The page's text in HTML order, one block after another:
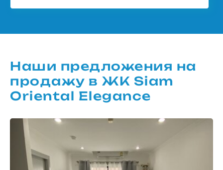
Наши предложения на
продажу в ЖК Siam
Oriental Elegance